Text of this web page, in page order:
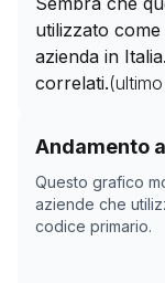
utilizzato
azienda in
correlati.
Andamento
Questo grafico
aziende che
codice primario.
Storico
Data
02/04/2025
17/05/2025